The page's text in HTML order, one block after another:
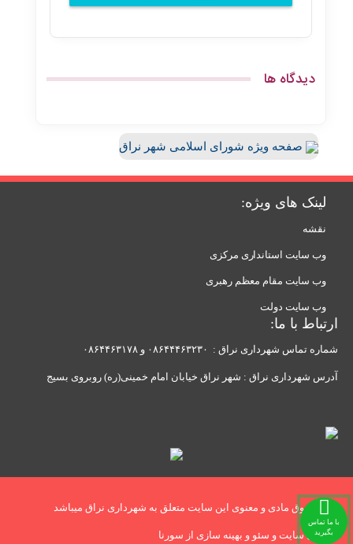
با ما تماس
بگیرید
دیدگاه ها
صفحه ویژه شورای اسلامی شهر نراق
لینک های ویژه:
نقشه
وب سایت استانداری مرکزی
وب سایت مقام معظم رهبری
وب سایت دولت
ارتباط با ما:
شماره تماس شهرداری نراق : ۰۸۶۴۴۴۶۳۲۳۰ و ۰۸۶۴۴۶۳۱۷۸
آدرس شهرداری نراق : شهر نراق خیابان امام خمینی(ره) روبروی بسیج
تمام حقوق مادی و معنوی این سایت متعلق به شهرداری نراق میباشد
طراحی سایت و سئو و بهینه سازی از سورنا